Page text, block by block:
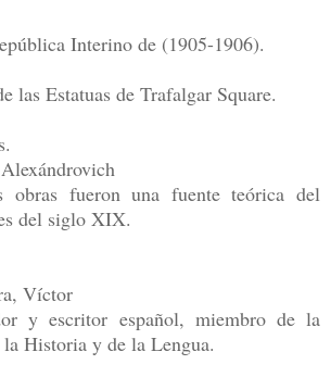
Interino de (1905-1906).
las Estatuas de Trafalgar Square.
obras fueron una fuente teórica del
del siglo XIX.
Víctor
y escritor español, miembro de la
Historia y de la Lengua.